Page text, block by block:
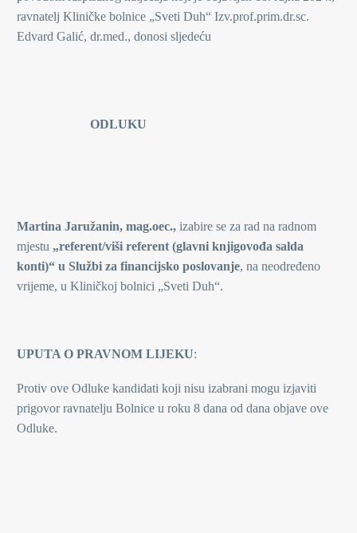
ravnatelj Kliničke bolnice „Sveti Duh“ Izv.prof.prim.dr.sc.
Edvard Galić, dr.med., donosi sljedeću
ODLUKU
Martina Jaružanin, mag.oec., izabire se za rad na radnom
mjestu „referent/viši referent (glavni knjigovođa salda
konti)“ u Službi za financijsko poslovanje, na neodređeno
vrijeme, u Kliničkoj bolnici „Sveti Duh“.
UPUTA O PRAVNOM LIJEKU:
Protiv ove Odluke kandidati koji nisu izabrani mogu izjaviti
prigovor ravnatelju Bolnice u roku 8 dana od dana objave ove
Odluke.